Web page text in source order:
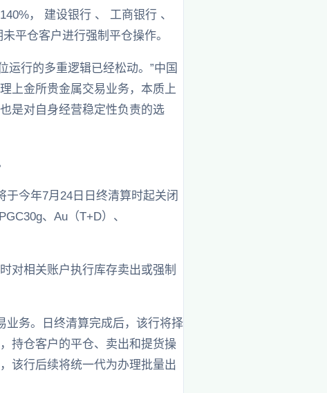
， 建设银行 、 工商银行 、
平仓客户进行强制平仓操作。
运行的多重逻辑已经松动。”中国
上金所贵金属交易业务，本质上
是对自身经营稳定性负责的选
今年7月24日日终清算时起关闭
、Au（T+D）、
对相关账户执行库存卖出或强制
业务。日终清算完成后，该行将择
持仓客户的平仓、卖出和提货操
该行后续将统一代为办理批量出